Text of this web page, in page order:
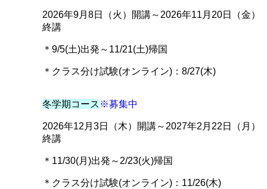
2026年9月8日（火）開講～2026年11月20日（金）
終講
＊9/5(土)出発～11/21(土)帰国
＊クラス分け試験(オンライン)：8/27(木)
冬学期コース ※募集中
2026年12月3日（木）開講～2027年2月22日（月）
終講
＊11/30(月)出発～2/23(火)帰国
＊クラス分け試験(オンライン)：11/26(木)